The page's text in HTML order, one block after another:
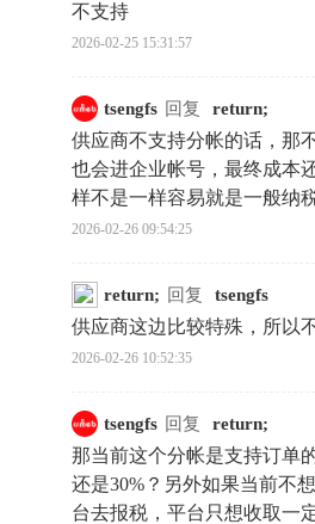
不支持
2026-02-25 15:31:57
tsengfs 回复 return;
供应商不支持分帐的话，那
也会进企业帐号，最终成本
样不是一样容易就是一般纳
2026-02-26 09:54:25
return; 回复 tsengfs
供应商这边比较特殊，所以
2026-02-26 10:52:35
tsengfs 回复 return;
那当前这个分帐是支持订单
还是30%？另外如果当前不
台去报税，平台只想收取一